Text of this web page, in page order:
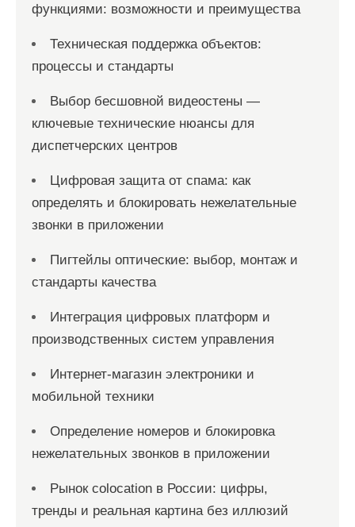
функциями: возможности и преимущества
Техническая поддержка объектов:
процессы и стандарты
Выбор бесшовной видеостены —
ключевые технические нюансы для
диспетчерских центров
Цифровая защита от спама: как
определять и блокировать нежелательные
звонки в приложении
Пигтейлы оптические: выбор, монтаж и
стандарты качества
Интеграция цифровых платформ и
производственных систем управления
Интернет-магазин электроники и
мобильной техники
Определение номеров и блокировка
нежелательных звонков в приложении
Рынок colocation в России: цифры,
тренды и реальная картина без иллюзий